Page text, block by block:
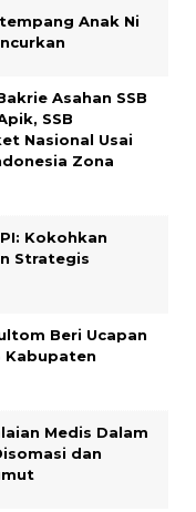
Anak Ni
Asahan SSB
SSB
Nasional Usai
Zona
Kokohkan
Strategis
Beri Ucapan
Kabupaten
Medis Dalam
dan